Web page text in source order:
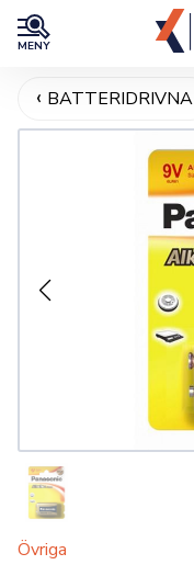
MENY
BATTERIDRIVNA
Övriga